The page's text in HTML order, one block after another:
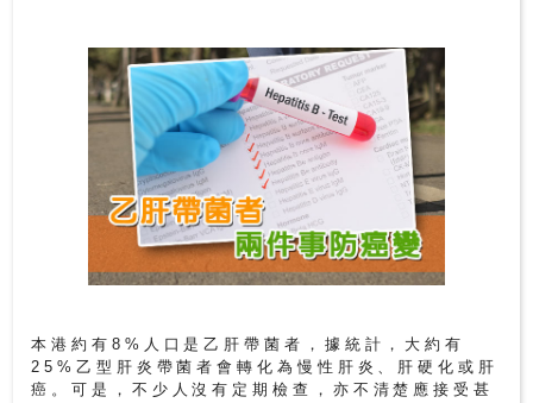
室
服
務
本港約有8%人口是乙肝帶菌者，據統計，大約有
25%乙型肝炎帶菌者會轉化為慢性肝炎、肝硬化或肝
癌。可是，不少人沒有定期檢查，亦不清楚應接受甚